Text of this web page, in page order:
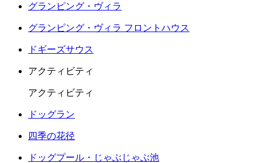
グランピング・ヴィラ
グランピング・ヴィラ フロントハウス
ドギーズサウス
アクティビティ
アクティビティ
ドッグラン
四季の花径
ドッグプール・じゃぶじゃぶ池